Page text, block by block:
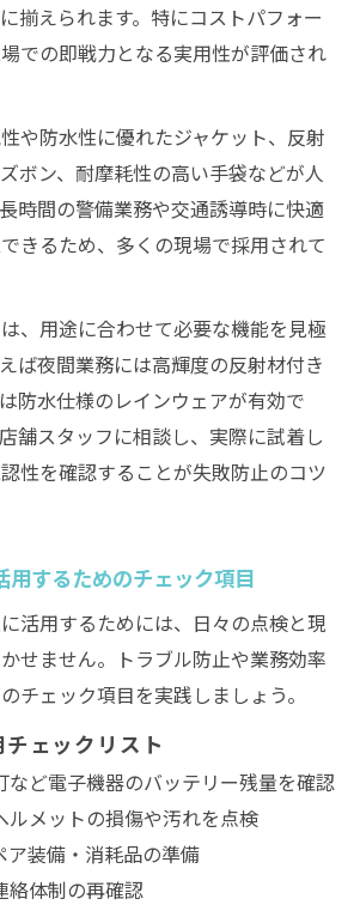
揃えられます。特にコストパフォー
での即戦力となる実用性が評価され
や防水性に優れたジャケット、反射
ボン、耐摩耗性の高い手袋などが人
時間の警備業務や交通誘導時に快適
きるため、多くの現場で採用されて
、用途に合わせて必要な機能を見極
ば夜間業務には高輝度の反射材付き
防水仕様のレインウェアが有効で
舗スタッフに相談し、実際に試着し
性を確認することが失敗防止のコツ
用するためのチェック項目
活用するためには、日々の点検と現
せません。トラブル防止や業務効率
チェック項目を実践しましょう。
ェックリスト
など電子機器のバッテリー残量を確認
ルメットの損傷や汚れを点検
ア装備・消耗品の準備
絡体制の再確認